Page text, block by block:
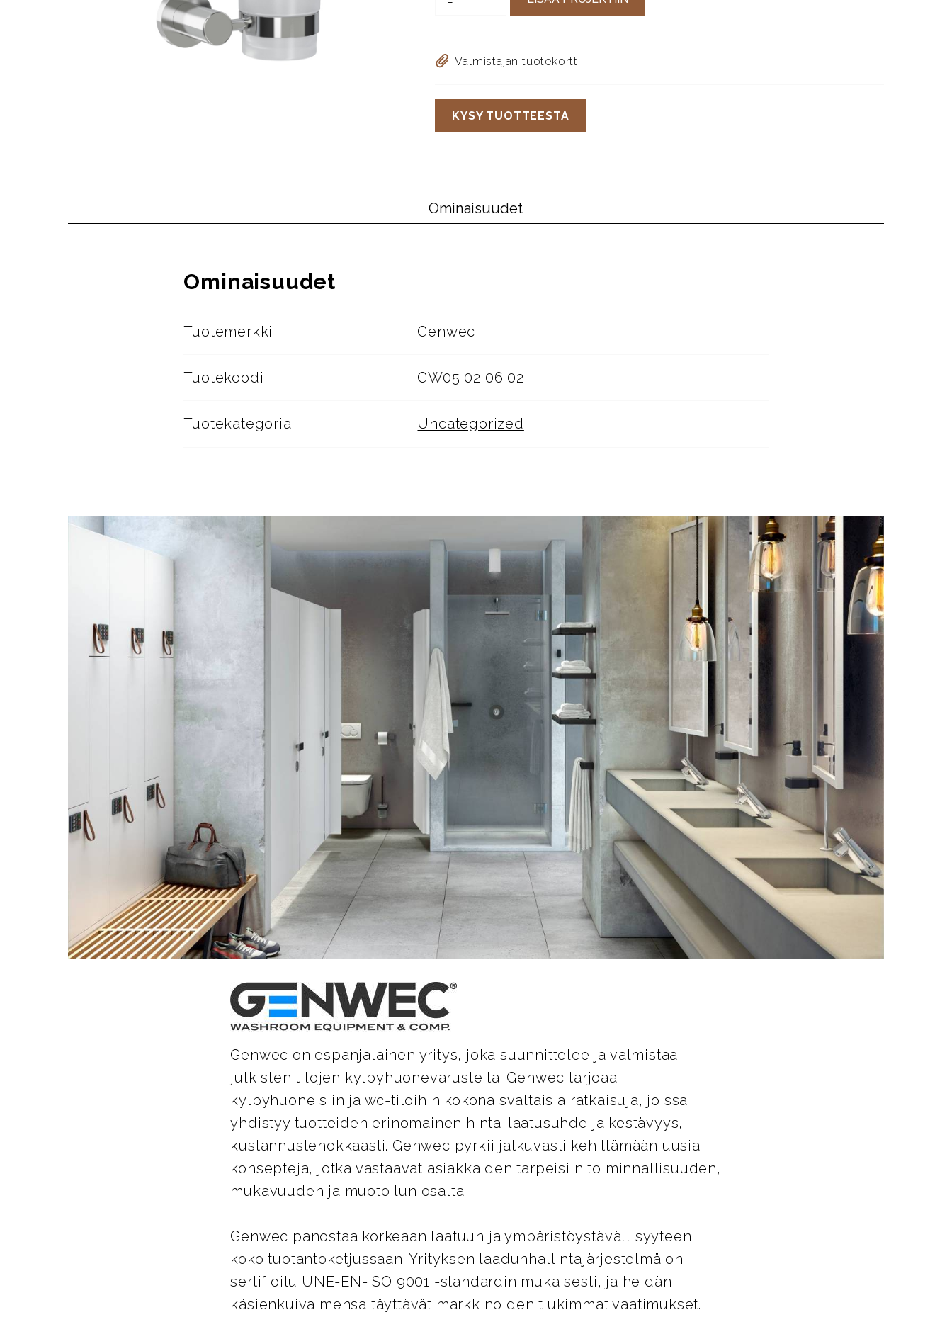
Valmistajan tuotekortti
KYSY TUOTTEESTA
Ominaisuudet
Ominaisuudet
Tuotemerkki Genwec
Tuotekoodi GW05 02 06 02
Tuotekategoria Uncategorized
Genwec on espanjalainen yritys, joka suunnittelee ja valmistaa
julkisten tilojen kylpyhuonevarusteita. Genwec tarjoaa
kylpyhuoneisiin ja wc-tiloihin kokonaisvaltaisia ratkaisuja, joissa
yhdistyy tuotteiden erinomainen hinta-laatusuhde ja kestävyys,
kustannustehokkaasti. Genwec pyrkii jatkuvasti kehittämään uusia
konsepteja, jotka vastaavat asiakkaiden tarpeisiin toiminnallisuuden,
mukavuuden ja muotoilun osalta.
Genwec panostaa korkeaan laatuun ja ympäristöystävällisyyteen
koko tuotantoketjussaan. Yrityksen laadunhallintajärjestelmä on
sertifioitu UNE-EN-ISO 9001 -standardin mukaisesti, ja heidän
käsienkuivaimensa täyttävät markkinoiden tiukimmat vaatimukset.